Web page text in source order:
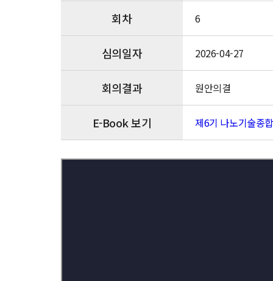
회차 6
심의일자 2026-04-27
회의결과 원안의결
E-Book 보기 제6기 나노기술종